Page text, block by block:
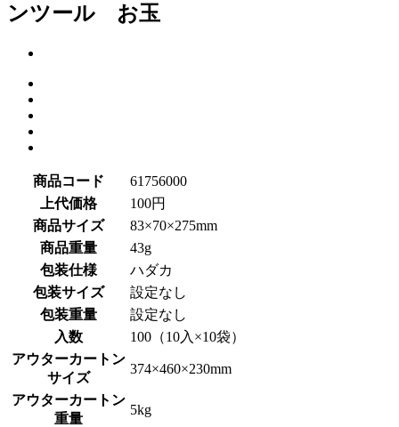
ンツール お玉
商品コード
61756000
上代価格
100円
商品サイズ
83×70×275mm
商品重量
43g
包装仕様
ハダカ
包装サイズ
設定なし
包装重量
設定なし
入数
100（10入×10袋）
アウターカートン
サイズ
374×460×230mm
アウターカートン
重量
5kg